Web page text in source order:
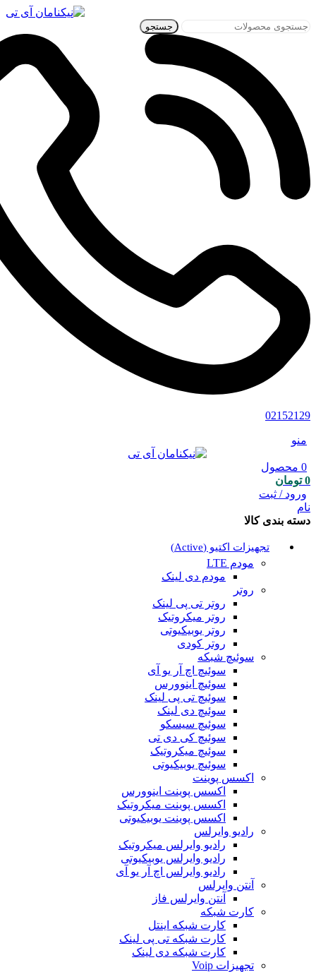
جستجو
02152129
منو
0 محصول
0 تومان
ورود / ثبت
نام
دسته بندی کالا
تجهیزات اکتیو (Active)
مودم LTE
مودم دی لینک
روتر
روتر تی پی لینک
روتر میکروتیک
روتر یوبیکیوتی
روتر کودی
سوئیچ شبکه
سوئیچ اچ آر یو آی
سوئیچ اینوورس
سوئیچ تی پی لینک
سوئیچ دی لینک
سوئیچ سیسکو
سوئیچ کی دی تی
سوئیچ میکروتیک
سوئیچ یوبیکیوتی
اکسس پوینت
اکسس پوینت اینوورس
اکسس پوینت میکروتیک
اکسس پوینت یوبیکیوتی
رادیو وایرلس
رادیو وایرلس میکروتیک
رادیو وایرلس یوبیکیوتی
رادیو وایرلس اچ آر یو آی
آنتن وایرلس
آنتن وایرلس فاز
کارت شبکه
کارت شبکه اینتل
کارت شبکه تی پی لینک
کارت شبکه دی لینک
تجهیزات Voip